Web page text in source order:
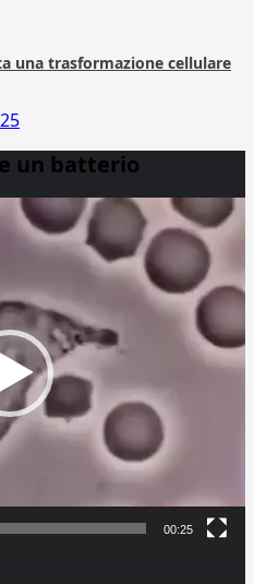
una trasformazione cellulare
un batterio
00:25